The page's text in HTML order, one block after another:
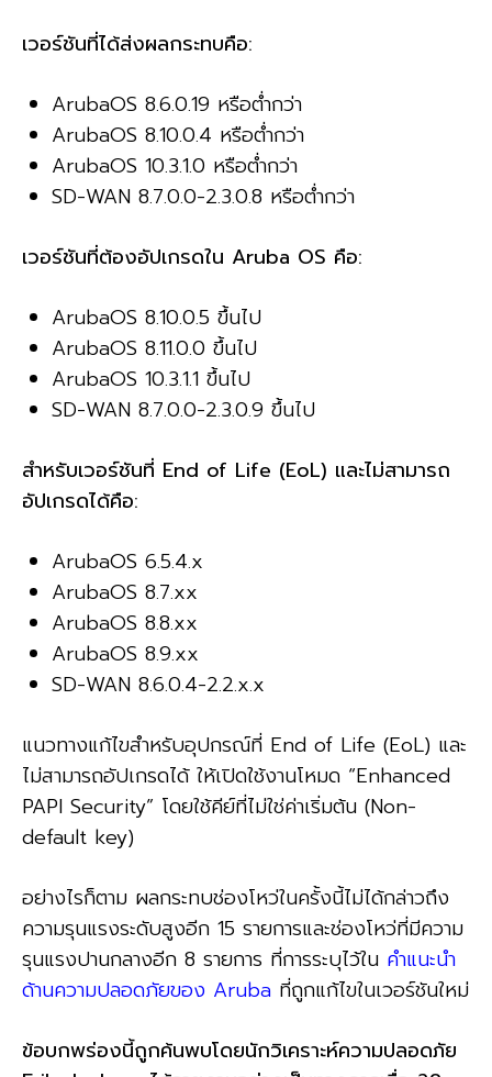
เวอร์ชันที่ได้ส่งผลกระทบคือ:
ArubaOS 8.6.0.19 หรือต่ำกว่า
ArubaOS 8.10.0.4 หรือต่ำกว่า
ArubaOS 10.3.1.0 หรือต่ำกว่า
SD-WAN 8.7.0.0-2.3.0.8 หรือต่ำกว่า
เวอร์ชันที่ต้องอัปเกรดใน Aruba OS คือ:
ArubaOS 8.10.0.5 ขึ้นไป
ArubaOS 8.11.0.0 ขึ้นไป
ArubaOS 10.3.1.1 ขึ้นไป
SD-WAN 8.7.0.0-2.3.0.9 ขึ้นไป
สำหรับเวอร์ชันที่ End of Life (EoL) และไม่สามารถ
อัปเกรดได้คือ:
ArubaOS 6.5.4.x
ArubaOS 8.7.xx
ArubaOS 8.8.xx
ArubaOS 8.9.xx
SD-WAN 8.6.0.4-2.2.x.x
แนวทางแก้ไขสำหรับอุปกรณ์ที่ End of Life (EoL) และ
ไม่สามารถอัปเกรดได้ ให้เปิดใช้งานโหมด “Enhanced
PAPI Security” โดยใช้คีย์ที่ไม่ใช่ค่าเริ่มต้น (Non-
default key)
อย่างไรก็ตาม ผลกระทบช่องโหว่ในครั้งนี้ไม่ได้กล่าวถึง
ความรุนแรงระดับสูงอีก 15 รายการและช่องโหว่ที่มีความ
รุนแรงปานกลางอีก 8 รายการ ที่การระบุไว้ใน คำแนะนำ
ด้านความปลอดภัยของ Aruba ที่ถูกแก้ไขในเวอร์ชันใหม่
ข้อบกพร่องนี้ถูกค้นพบโดยนักวิเคราะห์ความปลอดภัย